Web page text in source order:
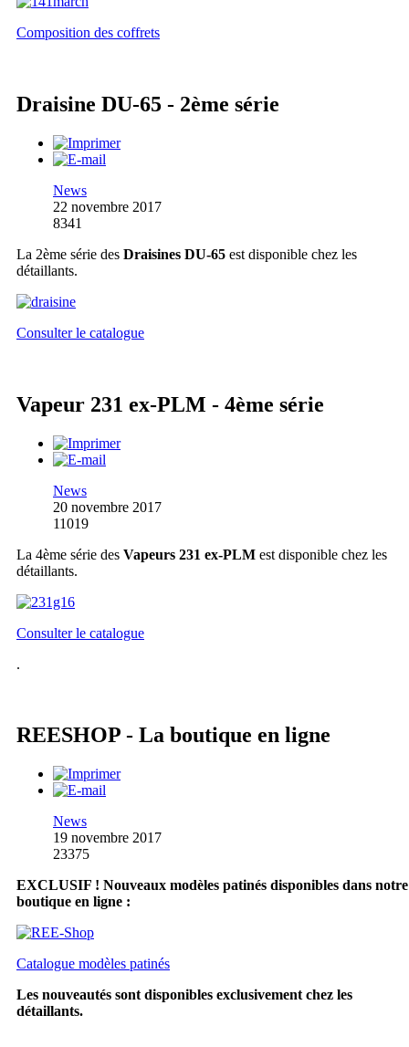
Composition des coffrets
Draisine DU-65 - 2ème série
News
22 novembre 2017
8341
La 2ème série des Draisines DU-65 est disponible chez les
détaillants.
Consulter le catalogue
Vapeur 231 ex-PLM - 4ème série
News
20 novembre 2017
11019
La 4ème série des Vapeurs 231 ex-PLM est disponible chez les
détaillants.
Consulter le catalogue
.
REESHOP - La boutique en ligne
News
19 novembre 2017
23375
EXCLUSIF ! Nouveaux modèles patinés disponibles dans notre
boutique en ligne :
Catalogue modèles patinés
Les nouveautés sont disponibles exclusivement chez les
détaillants.